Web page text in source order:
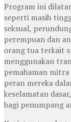
Program ini
seperti masih
seksual,
perempuan dan
orang tua terkait
menggunakan
pemahaman
peran mereka
keselamatan
bagi penumpang